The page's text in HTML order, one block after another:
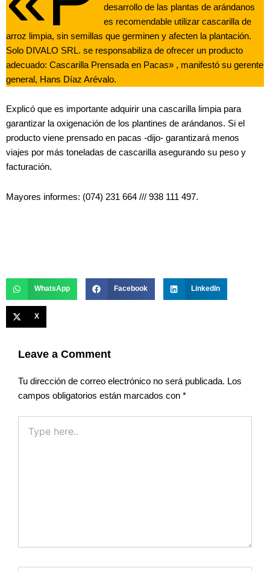
desarrollo de las plantas de arándanos
es recomendable utilizar cascarilla de
arroz limpia, sin semillas que germinen y afecten la plantación.
Solo DIVALO SRL. se responsabiliza de ofrecer un producto
adecuado: Cascarilla Prensada en Pacas» , manifestó su gerente
general, Hans Díaz Arévalo.
Explicó que es importante adquirir una cascarilla limpia para
garantizar la oxigenación de los plantines de arándanos. Si el
producto viene prensado en pacas -dijo- garantizará menos
viajes por más toneladas de cascarilla asegurando su peso y
facturación.
Mayores informes: (074) 231 664 /// 938 111 497.
WhatsApp Facebook LinkedIn
X
Leave a Comment
Tu dirección de correo electrónico no será publicada. Los
campos obligatorios están marcados con *
here..